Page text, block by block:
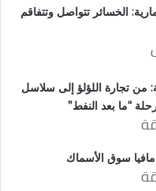
الخسائر تتواصل وتتفاقم
من تجارة اللؤلؤ إلى سلاسل
“ما بعد النفط”
سوق الأسماك